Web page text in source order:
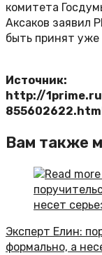
комитета
Аксаков заявил
быть принят
Источник:
http://
855602622.html
Вам также
Эксперт Елин:
формально, а